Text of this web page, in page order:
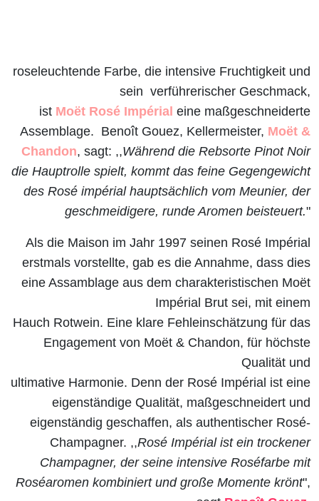
roseleuchtende Farbe, die intensive Fruchtigkeit und
sein verführerischer Geschmack,
ist Moët Rosé Impérial eine maßgeschneiderte
Assemblage. Benoît Gouez, Kellermeister, Moët &
Chandon, sagt: ,,Während die Rebsorte Pinot Noir
die Hauptrolle spielt, kommt das feine Gegengewicht
des Rosé impérial hauptsächlich vom Meunier, der
geschmeidigere, runde Aromen beisteuert."
Als die Maison im Jahr 1997 seinen Rosé Impérial
erstmals vorstellte, gab es die Annahme, dass dies
eine Assamblage aus dem charakteristischen Moët
Impérial Brut sei, mit einem
Hauch Rotwein. Eine klare Fehleinschätzung für das
Engagement von Moët & Chandon, für höchste
Qualität und
ultimative Harmonie. Denn der Rosé Impérial ist eine
eigenständige Qualität, maßgeschneidert und
eigenständig geschaffen, als authentischer Rosé-
Champagner. ,,Rosé Impérial ist ein trockener
Champagner, der seine intensive Roséfarbe mit
Roséaromen kombiniert und große Momente krönt",